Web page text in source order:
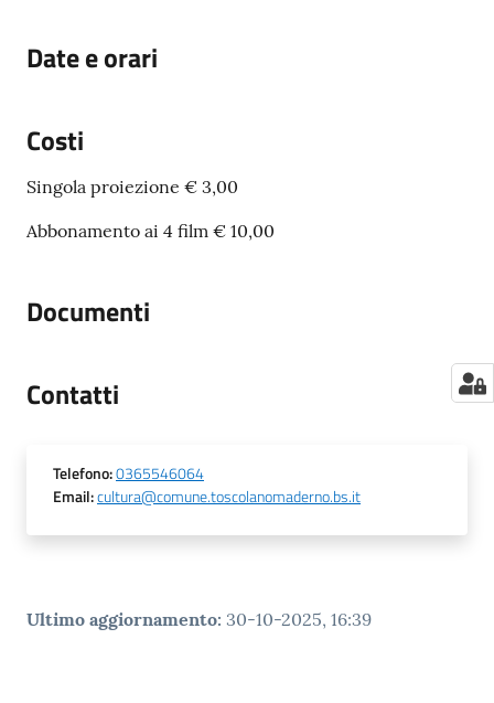
Date e orari
Costi
Singola proiezione € 3,00
Abbonamento ai 4 film € 10,00
Documenti
Contatti
Telefono:0365546064
Email:cultura@comune.toscolanomaderno.bs.it
Ultimo aggiornamento: 30-10-2025, 16:39